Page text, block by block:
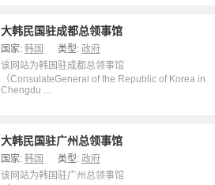
大韩民国驻成都总领事馆
国家: 韩国 类型: 政府
该网站为韩国驻成都总领事馆
（ConsulateGeneral of the Republic of Korea in
Chengdu ...
大韩民国驻广州总领事馆
国家: 韩国 类型: 政府
该网站为韩国驻广州总领事馆